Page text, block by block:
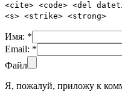
<cite> <code> <del
<s> <strike> <strong>
Имя: *
Email: *
Файл
Я, пожалуй, приложу к